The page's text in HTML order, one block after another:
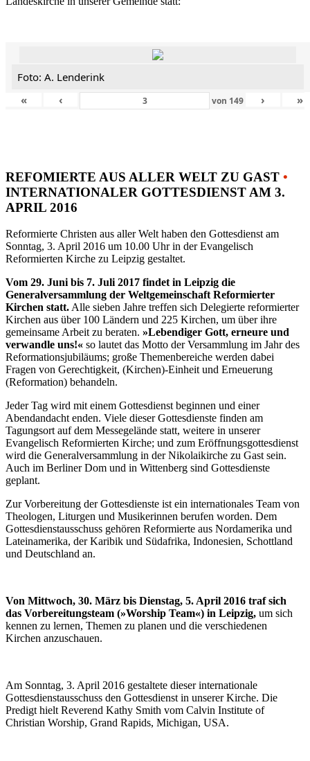
Foto: A. Lenderink
«
‹ von 149 › »
REFOMIERTE AUS ALLER WELT ZU GAST •
INTERNATIONALER GOTTESDIENST AM 3.
APRIL 2016
Reformierte Christen aus aller Welt haben den Gottesdienst am
Sonntag, 3. April 2016 um 10.00 Uhr in der Evangelisch
Reformierten Kirche zu Leipzig gestaltet.
Vom 29. Juni bis 7. Juli 2017 findet in Leipzig die
Generalversammlung der Weltgemeinschaft Reformierter
Kirchen statt.Alle sieben Jahre treffen sich Delegierte reformierter
Kirchen aus über 100 Ländern und 225 Kirchen, um über ihre
gemeinsame Arbeit zu beraten. »Lebendiger Gott, erneure und
verwandle uns!« so lautet das Motto der Versammlung im Jahr des
Reformationsjubiläums; große Themenbereiche werden dabei
Fragen von Gerechtigkeit, (Kirchen)-Einheit und Erneuerung
(Reformation) behandeln.
Jeder Tag wird mit einem Gottesdienst beginnen und einer
Abendandacht enden. Viele dieser Gottesdienste finden am
Tagungsort auf dem Messegelände statt, weitere in unserer
Evangelisch Reformierten Kirche; und zum Eröffnungsgottesdienst
wird die Generalversammlung in der Nikolaikirche zu Gast sein.
Auch im Berliner Dom und in Wittenberg sind Gottesdienste
geplant.
Zur Vorbereitung der Gottesdienste ist ein internationales Team von
Theologen, Liturgen und Musikerinnen berufen worden. Dem
Gottesdienstausschuss gehören Reformierte aus Nordamerika und
Lateinamerika, der Karibik und Südafrika, Indonesien, Schottland
und Deutschland an.
Von Mittwoch, 30. März bis Dienstag, 5. April 2016 traf sich
das Vorbereitungsteam (»Worship Team«) in Leipzig, um sich
kennen zu lernen, Themen zu planen und die verschiedenen
Kirchen anzuschauen.
Am Sonntag, 3. April 2016 gestaltete dieser internationale
Gottesdienstausschuss den Gottesdienst in unserer Kirche. Die
Predigt hielt Reverend Kathy Smith vom Calvin Institute of
Christian Worship, Grand Rapids, Michigan, USA.